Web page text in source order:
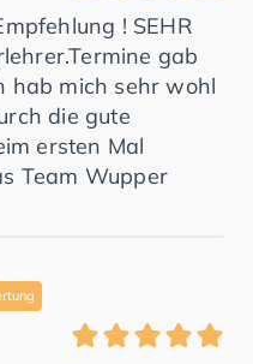
! SEHR
gab
hab mich sehr wohl
die gute
ersten Mal
Team Wupper